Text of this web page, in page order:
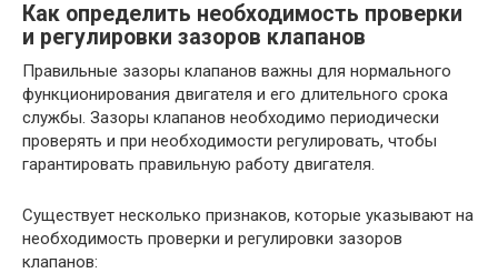
Как определить необходимость проверки
и регулировки зазоров клапанов
Правильные зазоры клапанов важны для нормального
функционирования двигателя и его длительного срока
службы. Зазоры клапанов необходимо периодически
проверять и при необходимости регулировать, чтобы
гарантировать правильную работу двигателя.
Существует несколько признаков, которые указывают на
необходимость проверки и регулировки зазоров
клапанов: